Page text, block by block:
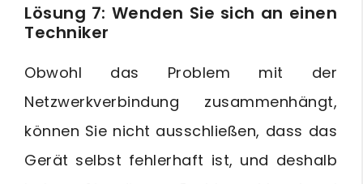
Lösung 7: Wenden Sie sich an einen
Techniker
Obwohl das Problem mit der
Netzwerkverbindung zusammenhängt,
können Sie nicht ausschließen, dass das
Gerät selbst fehlerhaft ist, und deshalb